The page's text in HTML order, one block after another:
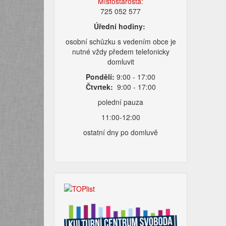
725 052 577
Úřední hodiny:
osobní schůzku s vedením obce je
nutné vždy předem telefonicky
domluvit
Pondělí: 9:00 - 17:00
Čtvrtek: 9:00 - 17:00
polední pauza
11:00-12:00
ostatní dny po domluvě